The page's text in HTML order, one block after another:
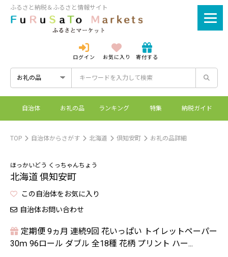
ふるさと納税＆ふるさと情報サイト
ログイン お気に入り 寄付する
自治体 お礼の品 ランキング 特集 納税ガイド
TOP
自治体からさがす 北海道 倶知安町 お礼の品詳細
ほっかいどう くっちゃんちょう
北海道 倶知安町
この自治体をお気に入り
自治体お問い合わせ
定期便 9ヵ月 連続9回 花いっぱい トイレットペーパー
30ｍ 96ロール ダブル 全18種 花柄 プリント ハー...